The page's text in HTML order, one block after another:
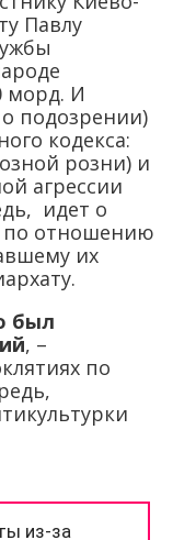
Павлу
морд. И
подозрении)
кодекса:
розни) и
агрессии
идет о
по отношению
их
был
, –
по